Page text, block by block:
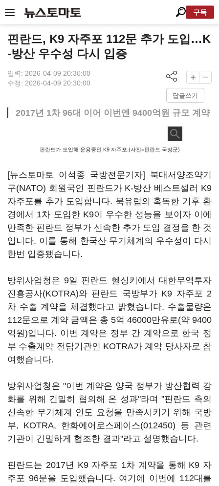
구독
핀란드, K9 자주포 112문 추가 도입…K
-방산 우수성 다시 입증
입력: 2026-04-09 20:30:00
수정: 2026-04-09 20:30:00
답글쓰기
2017년 1차 96대 이어 이번엔 9400억원 규모 계약
핀란드가 도입해 운용중인 K9 자주포.(사진=핀란드 국방군)
[뉴스토마토 이석종 국방전문기자] 북대서양조약기
구(NATO) 회원국인 핀란드가 K-방산 베스트셀러 K9
자주포를 추가 도입합니다. 북유럽의 혹독한 기후 환
경에서 1차 도입한 K9이 우수한 성능을 보이자 이에
만족한 핀란드 정부가 신속한 추가 도입 결정을 한 것
입니다. 이를 통해 한국산 무기체계의 우수성이 다시
한번 입증됐습니다.
방위사업청은 9일 핀란드 헬싱키에서 대한무역투자
진흥공사(KOTRA)와 핀란드 국방부가 K9 자주포 2
차 수출 계약을 체결했다고 밝혔습니다. 수출물량은
112문으로 계약 금액은 총 5억 46000만유로(약 9400
억원)입니다. 이번 계약은 정부 간 계약으로 한국 정
부 수출계약 전담기관인 KOTRA가 계약 당사자로 참
여했습니다.
방위사업청은 "이번 계약은 양국 정부가 방산협력 강
화를 위해 긴밀히 협의해 온 성과"라며 "핀란드 측의
신속한 무기체계 인도 요청을 만족시키기 위해 국방
부, KOTRA, 한화에어로스페이스(012450) 등 관련
기관이 긴밀하게 협조한 결과"라고 설명했습니다.
핀란드는 2017년 K9 자주포 1차 계약을 통해 K9 자
주포 96문을 도입했습니다. 여기에 이번에 112대를